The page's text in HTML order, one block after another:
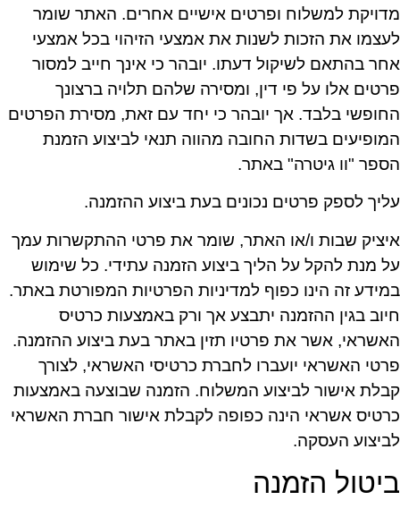
מדויקת למשלוח ופרטים אישיים אחרים. האתר שומר
לעצמו את הזכות לשנות את אמצעי הזיהוי בכל אמצעי
אחר בהתאם לשיקול דעתו. יובהר כי אינך חייב למסור
פרטים אלו על פי דין, ומסירה שלהם תלויה ברצונך
החופשי בלבד. אך יובהר כי יחד עם זאת, מסירת הפרטים
המופיעים בשדות החובה מהווה תנאי לביצוע הזמנת
הספר "וו גיטרה" באתר.
עליך לספק פרטים נכונים בעת ביצוע ההזמנה.
איציק שבות ו/או האתר, שומר את פרטי ההתקשרות עמך
על מנת להקל על הליך ביצוע הזמנה עתידי. כל שימוש
במידע זה הינו כפוף למדיניות הפרטיות המפורטת באתר.
חיוב בגין ההזמנה יתבצע אך ורק באמצעות כרטיס
האשראי, אשר את פרטיו תזין באתר בעת ביצוע ההזמנה.
פרטי האשראי יועברו לחברת כרטיסי האשראי, לצורך
קבלת אישור לביצוע המשלוח. הזמנה שבוצעה באמצעות
כרטיס אשראי הינה כפופה לקבלת אישור חברת האשראי
לביצוע העסקה.
ביטול הזמנה